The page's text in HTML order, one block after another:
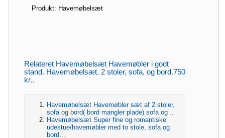
Produkt: Havemøbelsæt
Relateret Havemøbelsæt Havemøbler i godt
stand. Havemøbelsæt, 2 stoler, sofa, og bord.750
kr..
Havemøbelsæt Havemøbler sæt af 2 stoler,
sofa og bord( bord mangler plade) sofa og ..
Havemøbelsæt Super fine og romantiske
udestue/havemøbler med to stole, sofa og
bord...